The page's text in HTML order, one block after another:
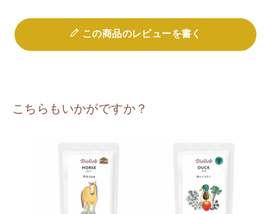
この商品のレビューを書く
こちらもいかがですか？